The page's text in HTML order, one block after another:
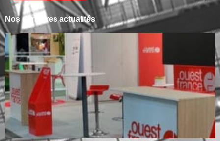
Nos dernières actualités